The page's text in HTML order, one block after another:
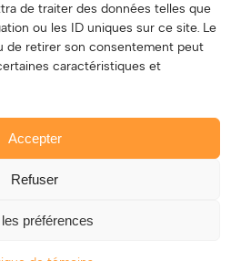
de traiter des données telles que
ou les ID uniques sur ce site. Le
de retirer son consentement peut
caractéristiques et
Accepter
Refuser
préférences
appartient à ses créatrices et